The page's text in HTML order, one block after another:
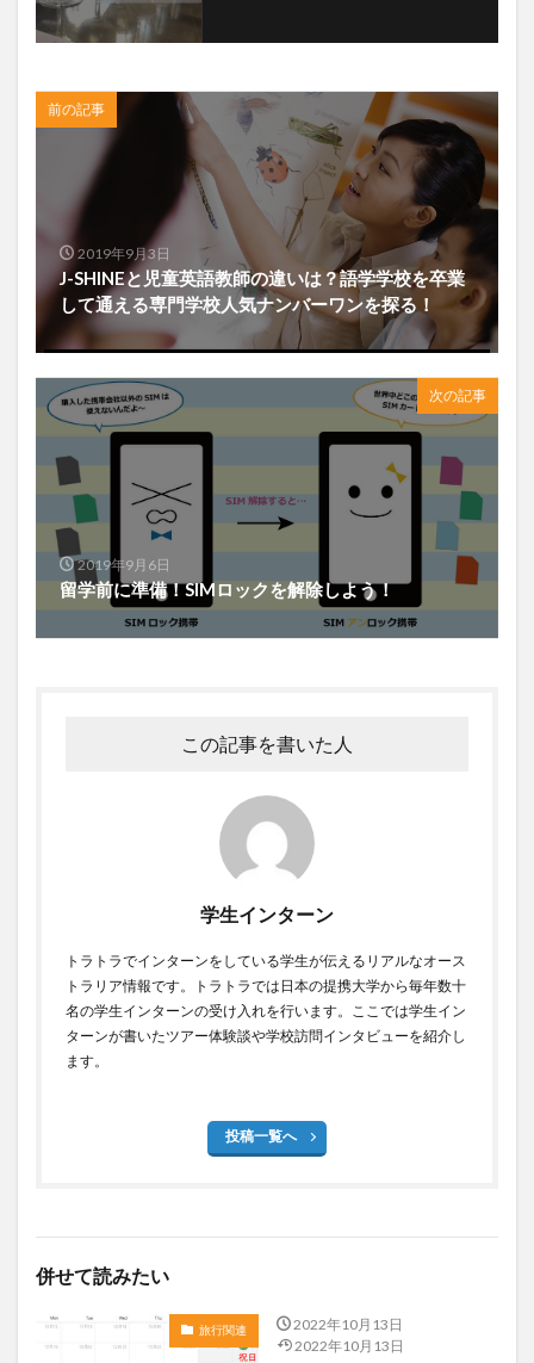
前の記事
2019年9月3日
J-SHINEと児童英語教師の違いは？語学学校を卒業
して通える専門学校人気ナンバーワンを探る！
次の記事
2019年9月6日
留学前に準備！SIMロックを解除しよう！
この記事を書いた人
学生インターン
トラトラでインターンをしている学生が伝えるリアルなオース
トラリア情報です。トラトラでは日本の提携大学から毎年数十
名の学生インターンの受け入れを行います。ここでは学生イン
ターンが書いたツアー体験談や学校訪問インタビューを紹介し
ます。
投稿一覧へ
併せて読みたい
旅行関連
2022年10月13日
2022年10月13日